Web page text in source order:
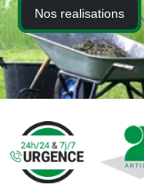
Nos realisations